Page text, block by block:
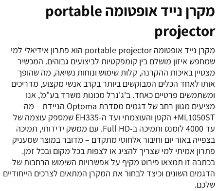
מקרן נייד אופטומה portable
projector
מקרן נייד אופטומה portable projector הוא פתרון אידיאלי למי
שמחפש איזון מושלם בין קומפקטיות לביצועים גבוהים. המכשיר
מצטיין באיכות ההקרנה, קלות שימוש ונוחות נשיאה, מה שהופך
אותו לאחד הכלים המבוקשים ביותר בקרב אנשי מקצוע, מדריכים
ומשתמשים פרטיים כאחד. ב'ג'נרל מכונות משרד בע"מ', אנו
מציעים מגוון רחב של דגמים מסדרת Optoma הניידת – מה-
ML1050ST+ הקטן והעוצמתי ועד ה-EH335 שמספק עוצמה של
עד 4000 לומנס ותמיכה ב-Full HD. עם ממשק ידידותי, תמיכה
בצפייה באור יום וחיבור אלחוטי מתקדם – מדובר במוצר שמעניק
פתרון אמיתי למי שצריך להציג או לצפות בכל מקום ובכל זמן.
בכתבה זו תמצאו פירוט מקיף על אפשרויות השימוש הרחבות של
הדגמים השונים וכיצד לבחור את המקרן המתאים לצרכים הייחודיים
שלכם.